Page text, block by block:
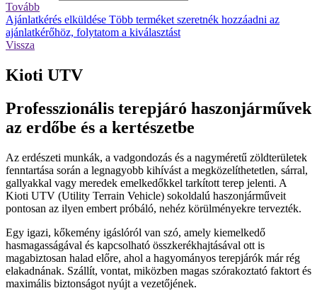
Tovább
Ajánlatkérés elküldése Több terméket szeretnék hozzáadni az
ajánlatkérőhöz, folytatom a kiválasztást
Vissza
Kioti UTV
Professzionális terepjáró haszonjárművek
az erdőbe és a kertészetbe
Az erdészeti munkák, a vadgondozás és a nagyméretű zöldterületek
fenntartása során a legnagyobb kihívást a megközelíthetetlen, sárral,
gallyakkal vagy meredek emelkedőkkel tarkított terep jelenti. A
Kioti UTV (Utility Terrain Vehicle) sokoldalú haszonjárműveit
pontosan az ilyen embert próbáló, nehéz körülményekre tervezték.
Egy igazi, kőkemény igáslóról van szó, amely kiemelkedő
hasmagasságával és kapcsolható összkerékhajtásával ott is
magabiztosan halad előre, ahol a hagyományos terepjárók már rég
elakadnának. Szállít, vontat, miközben magas szórakoztató faktort és
maximális biztonságot nyújt a vezetőjének.